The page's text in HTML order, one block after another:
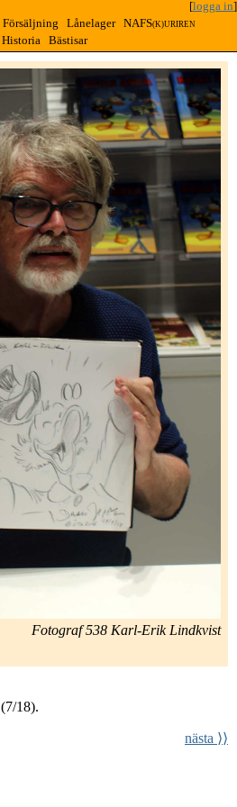
[logga in]
Försäljning Lånelager NAFS(K)URIREN
Historia Bästisar
Fotograf 538 Karl-Erik Lindkvist
(7/18).
nästa ⟩⟩